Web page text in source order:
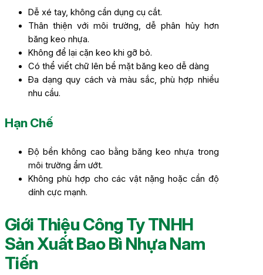
Dễ xé tay, không cần dụng cụ cắt.
Thân thiện với môi trường, dễ phân hủy hơn
băng keo nhựa.
Không để lại cặn keo khi gỡ bỏ.
Có thể viết chữ lên bề mặt băng keo dễ dàng
Đa dạng quy cách và màu sắc, phù hợp nhiều
nhu cầu.
Hạn Chế
Độ bền không cao bằng băng keo nhựa trong
môi trường ẩm ướt.
Không phù hợp cho các vật nặng hoặc cần độ
dính cực mạnh.
Giới Thiệu Công Ty TNHH
Sản Xuất Bao Bì Nhựa Nam
Tiến